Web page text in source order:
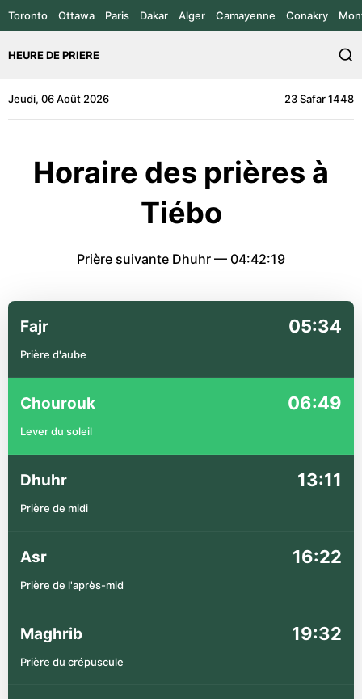
Toronto Ottawa Paris Dakar Alger Camayenne Conakry
HEURE DE PRIERE
Jeudi, 06 Août 2026 23 Safar 1448
Horaire des prières à
Tiébo
Prière suivante Dhuhr — 04:42:19
Fajr 05:34
Prière d'aube
Chourouk 06:49
Lever du soleil
Dhuhr 13:11
Prière de midi
Asr 16:22
Prière de l'après-mid
Maghrib 19:32
Prière du crépuscule